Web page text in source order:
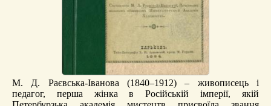
М. Д. Раєвська-Іванова (1840–1912) – живописець і
педагог, перша жінка в Російській імперії, якій